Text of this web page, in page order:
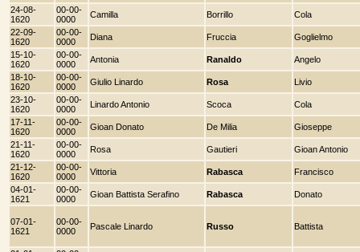
24-08-
1620
00-00-
0000
Camilla Borrillo
Cola
22-09-
1620
00-00-
0000
Diana Fruccia
Goglielmo
15-10-
1620
00-00-
0000
Antonia Ranaldo
Angelo
18-10-
1620
00-00-
0000
Giulio Linardo Rosa
Livio
23-10-
1620
00-00-
0000
Linardo Antonio Scoca
Cola
17-11-
1620
00-00-
0000
Gioan Donato De Milia
Gioseppe
21-11-
1620
00-00-
0000
Rosa Gautieri
Gioan Antonio
21-12-
1620
00-00-
0000
Vittoria Rabasca
Francisco
04-01-
1621
00-00-
0000
Gioan Battista Serafino Rabasca Donato
07-01-
1621
00-00-
0000
Pascale Linardo Russo Battista